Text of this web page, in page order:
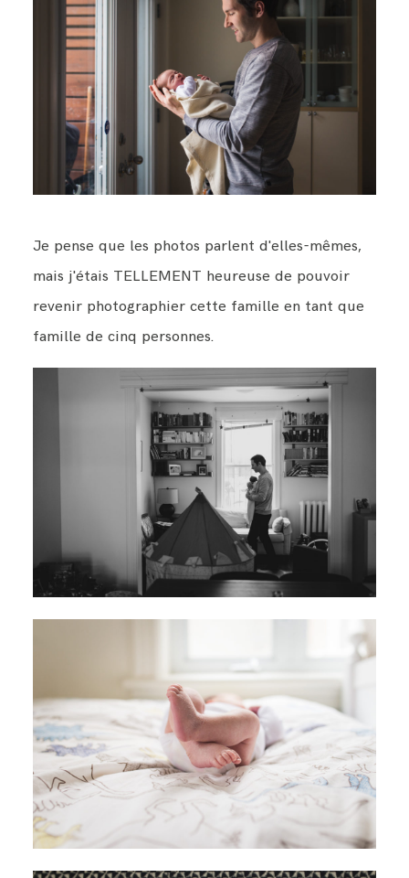
Je pense que les photos parlent d'elles-mêmes,
mais j'étais TELLEMENT heureuse de pouvoir
revenir photographier cette famille en tant que
famille de cinq personnes.